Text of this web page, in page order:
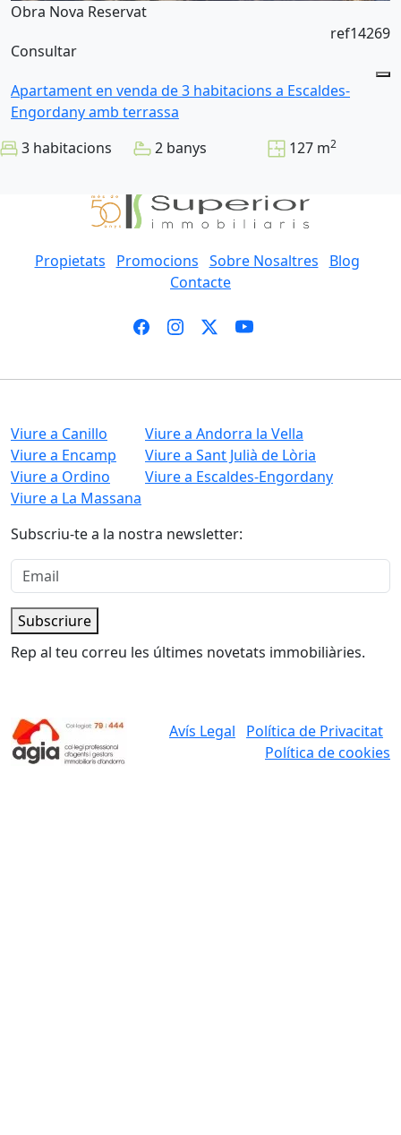
Obra Nova Reservat
Consultar
ref14269
Apartament en venda de 3 habitacions a Escaldes-
Engordany amb terrassa
3 habitacions
2 banys 127 m2
Propietats Promocions Sobre Nosaltres
Blog
Contacte
Viure a Canillo
Viure a Encamp
Viure a Ordino
Viure a La Massana
Viure a Andorra la Vella
Viure a Sant Julià de Lòria
Viure a Escaldes-Engordany
Subscriu-te a la nostra newsletter:
Subscriure
Rep al teu correu les últimes novetats immobiliàries.
Avís Legal
Política de Privacitat
Política de cookies